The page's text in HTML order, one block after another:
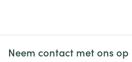
Neem contact met ons op